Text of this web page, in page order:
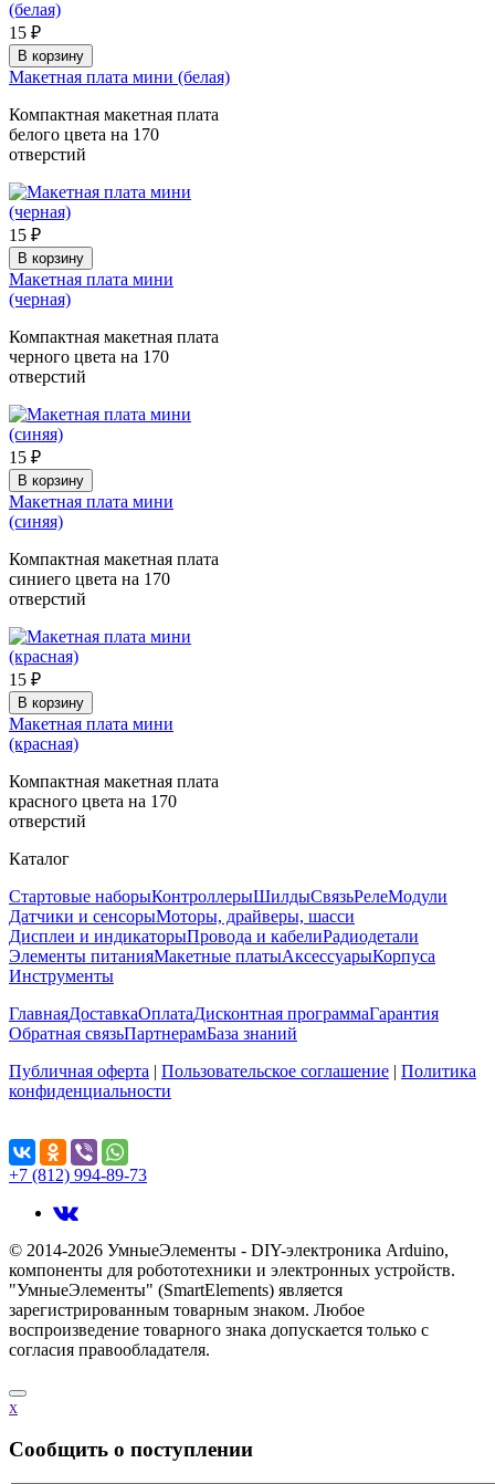
15 ₽
В корзину
Макетная плата мини (белая)
Компактная макетная плата
белого цвета на 170
отверстий
15 ₽
В корзину
Макетная плата мини
(черная)
Компактная макетная плата
черного цвета на 170
отверстий
15 ₽
В корзину
Макетная плата мини
(синяя)
Компактная макетная плата
синиего цвета на 170
отверстий
15 ₽
В корзину
Макетная плата мини
(красная)
Компактная макетная плата
красного цвета на 170
отверстий
Каталог
Стартовые наборыКонтроллерыШилдыСвязьРелеМодули
Датчики и сенсорыМоторы, драйверы, шасси
Дисплеи и индикаторыПровода и кабелиРадиодетали
Элементы питанияМакетные платыАксессуарыКорпуса
Инструменты
ГлавнаяДоставкаОплатаДисконтная программаГарантия
Обратная связьПартнерамБаза знаний
Публичная оферта | Пользовательское соглашение | Политика
конфиденциальности
+7 (812) 994-89-73
© 2014-2026 УмныеЭлементы - DIY-электроника Arduino,
компоненты для робототехники и электронных устройств.
"УмныеЭлементы" (SmartElements) является
зарегистрированным товарным знаком. Любое
воспроизведение товарного знака допускается только с
согласия правообладателя.
x
Cообщить о поступлении